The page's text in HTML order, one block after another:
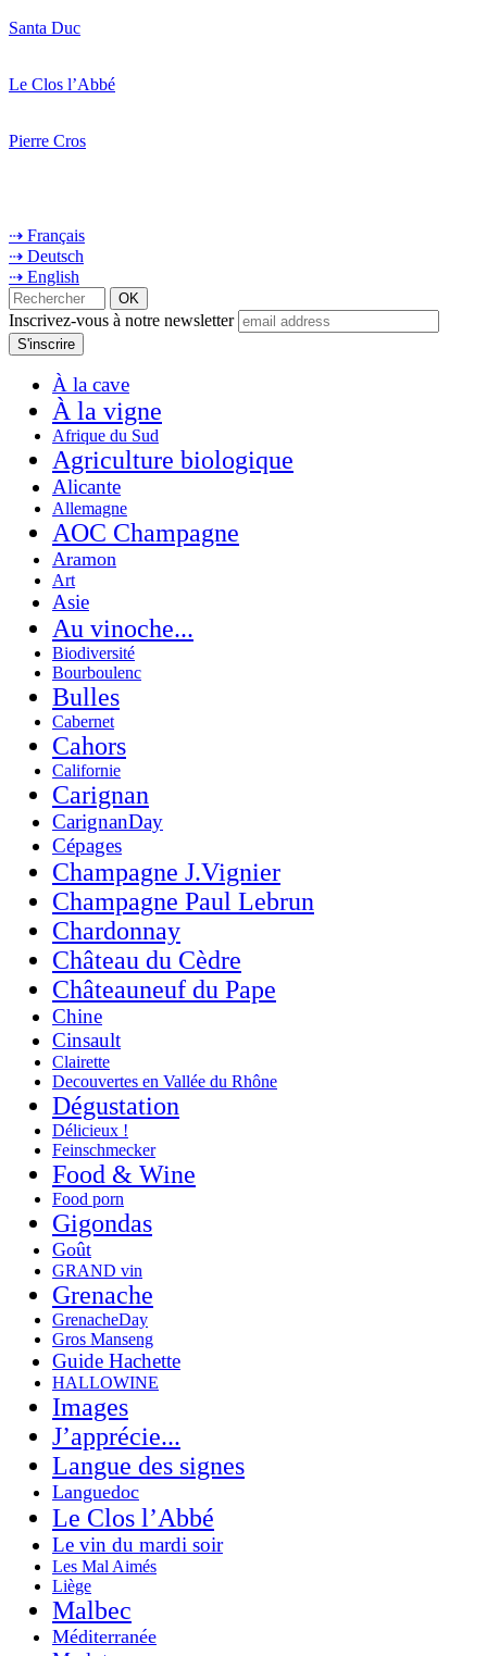
Santa Duc
Le Clos l’Abbé
Pierre Cros
⇢ Français
⇢ Deutsch
⇢ English
Inscrivez-vous à notre newsletter
À la cave
À la vigne
Afrique du Sud
Agriculture biologique
Alicante
Allemagne
AOC Champagne
Aramon
Art
Asie
Au vinoche...
Biodiversité
Bourboulenc
Bulles
Cabernet
Cahors
Californie
Carignan
CarignanDay
Cépages
Champagne J.Vignier
Champagne Paul Lebrun
Chardonnay
Château du Cèdre
Châteauneuf du Pape
Chine
Cinsault
Clairette
Decouvertes en Vallée du Rhône
Dégustation
Délicieux !
Feinschmecker
Food & Wine
Food porn
Gigondas
Goût
GRAND vin
Grenache
GrenacheDay
Gros Manseng
Guide Hachette
HALLOWINE
Images
J’apprécie...
Langue des signes
Languedoc
Le Clos l’Abbé
Le vin du mardi soir
Les Mal Aimés
Liège
Malbec
Méditerranée